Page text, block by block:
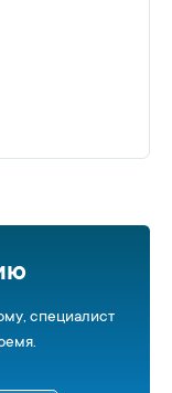
специалист